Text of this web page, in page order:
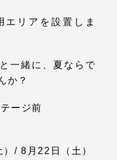
エリアを設置しま
一緒に、夏ならで
か？
ージ前
/ 8月22日（土）